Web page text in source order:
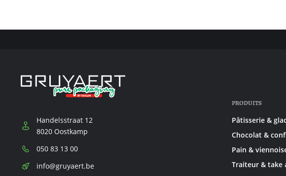
Handelsstraat 12
8020 Oostkamp
Téléphone:
050 83 13 00
E-
info@gruyaert.be
PRODUITS
Pâtisserie &
Chocolat &
Pain &
Traiteur & take